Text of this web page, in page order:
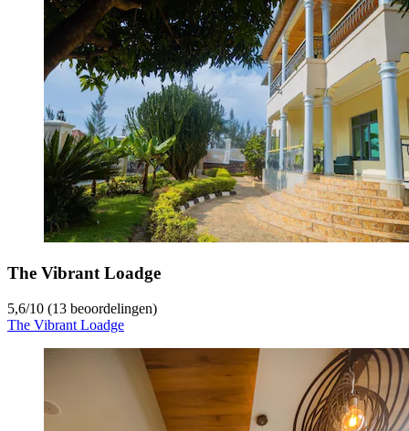
The Vibrant Loadge
5,6/10 (13 beoordelingen)
The Vibrant Loadge